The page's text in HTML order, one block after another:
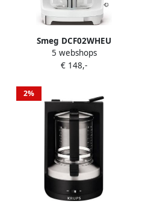
Smeg DCF02WHEU
Filterkoffiemachine
Koffiezetapparaat 10
40 min Aroma Instelling
Programmeerbare
Startfunctie 50 s Style Wit
5 webshops
€ 148,-
2%